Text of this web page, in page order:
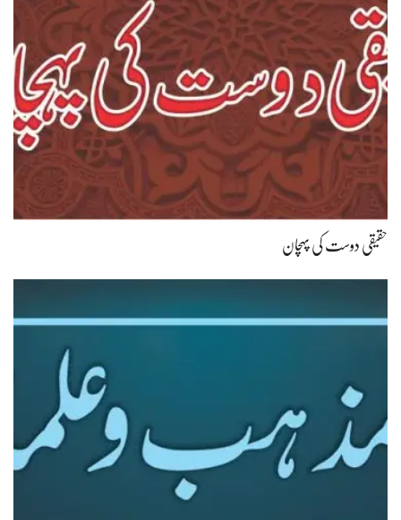
حقیقی دوست کی پہچان